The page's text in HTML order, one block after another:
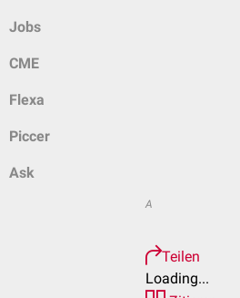
Jobs
CME
Flexa
Piccer
Ask
A
Teilen
Loading...